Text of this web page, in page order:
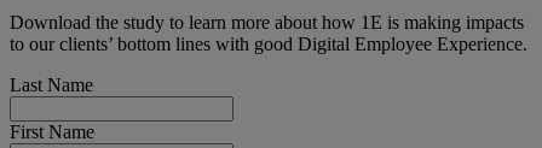
Download the study to learn more about how 1E is making impacts
to our clients’ bottom lines with good Digital Employee Experience.
Last Name
First Name